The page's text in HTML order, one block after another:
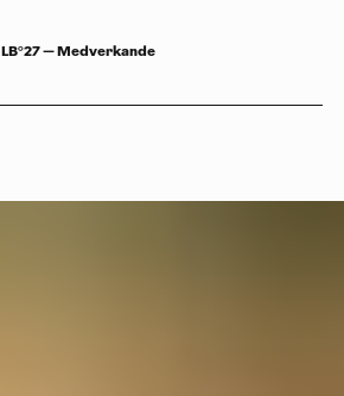
LB°27 — Medverkande